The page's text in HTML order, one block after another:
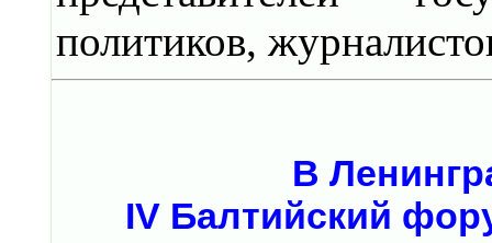
политиков,
В
IV Балтийский